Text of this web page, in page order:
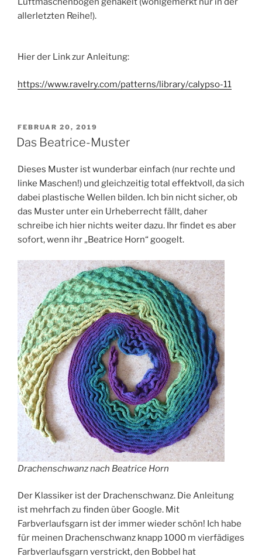
allerletzten Reihe!).
Hier der Link zur Anleitung:
https://www.ravelry.com/patterns/library/calypso-11
VERÖFFENTLICHT
AM
FEBRUAR 20, 2019
Das Beatrice-Muster
Dieses Muster ist wunderbar einfach (nur rechte und
linke Maschen!) und gleichzeitig total effektvoll, da sich
dabei plastische Wellen bilden. Ich bin nicht sicher, ob
das Muster unter ein Urheberrecht fällt, daher
schreibe ich hier nichts weiter dazu. Ihr findet es aber
sofort, wenn ihr „Beatrice Horn“ googelt.
Drachenschwanz nach Beatrice Horn
Der Klassiker ist der Drachenschwanz. Die Anleitung
ist mehrfach zu finden über Google. Mit
Farbverlaufsgarn ist der immer wieder schön! Ich habe
für meinen Drachenschwanz knapp 1000 m vierfädiges
Farbverlaufsgarn verstrickt, den Bobbel hat